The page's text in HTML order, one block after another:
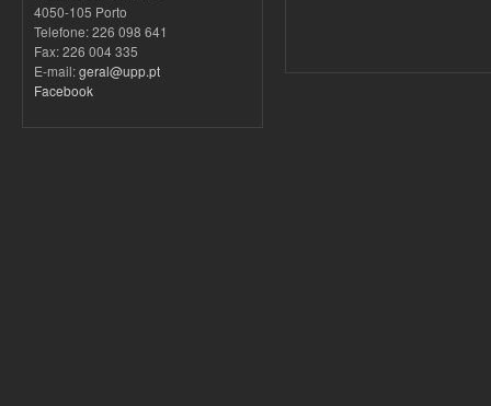
4050-105 Porto
Telefone: 226 098 641
Fax: 226 004 335
E-mail:geral@upp.pt
Facebook